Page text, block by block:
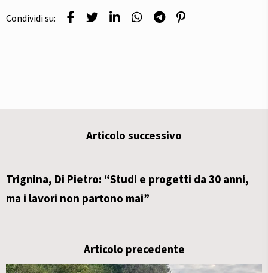
Condividi su:
Articolo successivo
Trignina, Di Pietro: “Studi e progetti da 30 anni,
ma i lavori non partono mai”
Articolo precedente